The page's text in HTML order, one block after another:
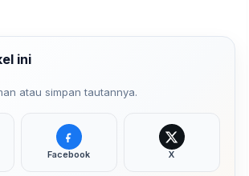
ini
atau simpan tautannya.
Facebook X